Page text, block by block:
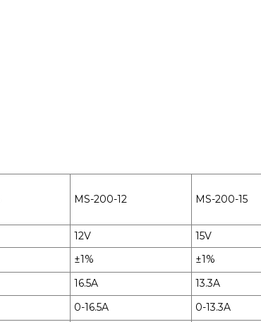
MS-200-12 MS-200-15
12V 15V
±1% ±1%
16.5A 13.3A
0-16.5A 0-13.3A